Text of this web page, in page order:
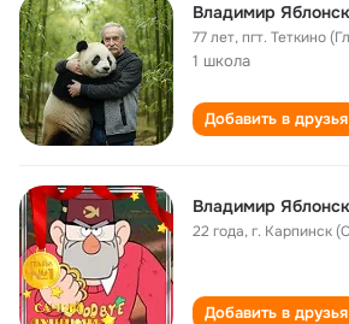
Владимир
77 лет,пгт. Теткино
1 школа
Добавить в друзья
Владимир
22 года,г. Карпинск
Добавить в друзья